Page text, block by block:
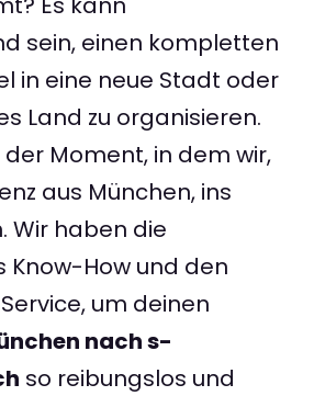
sein, einen kompletten
in eine neue Stadt oder
Land zu organisieren.
Moment, in dem wir,
aus München, ins
Wir haben die
Know-How und den
um deinen
nach s-
so reibungslos und